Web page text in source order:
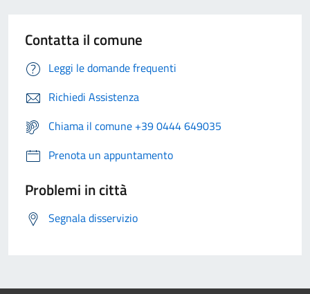
Contatta il comune
Leggi le domande frequenti
Richiedi Assistenza
Chiama il comune +39 0444 649035
Prenota un appuntamento
Problemi in città
Segnala disservizio